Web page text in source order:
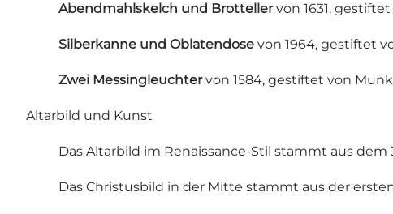
Abendmahlskelch und Brottellervon 1631,
Silberkanne und Oblatendose von 1964, gestiftet
Zwei Messingleuchtervon 1584, gestiftet von
Altarbild und Kunst
Das Altarbild im Renaissance-Stil stammt aus
Das Christusbild in der Mitte stammt aus der